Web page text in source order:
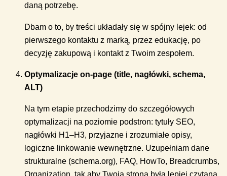
daną potrzebę.
Dbam o to, by treści układały się w spójny lejek: od
pierwszego kontaktu z marką, przez edukację, po
decyzję zakupową i kontakt z Twoim zespołem.
Optymalizacje on-page (title, nagłówki, schema,
ALT)
Na tym etapie przechodzimy do szczegółowych
optymalizacji na poziomie podstron: tytuły SEO,
nagłówki H1–H3, przyjazne i zrozumiałe opisy,
logiczne linkowanie wewnętrzne. Uzupełniam dane
strukturalne (schema.org), FAQ, HowTo, Breadcrumbs,
Organization, tak aby Twoja strona była lepiej czytana